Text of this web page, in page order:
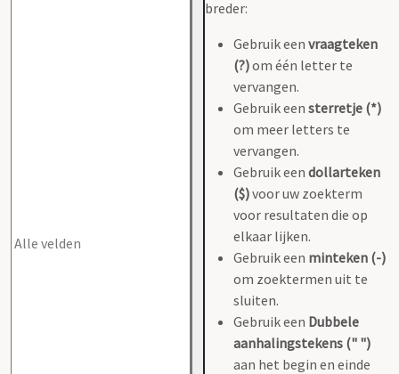
breder:
Gebruik een vraagteken
(?)om één letter te
vervangen.
Gebruik een sterretje (*)
om meer letters te
vervangen.
Gebruik een dollarteken
($)voor uw zoekterm
voor resultaten die op
elkaar lijken.
Gebruik een minteken (-)
om zoektermen uit te
sluiten.
Gebruik een Dubbele
aanhalingstekens (" ")
aan het begin en einde